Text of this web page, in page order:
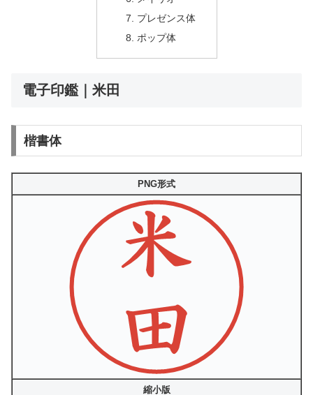
プレゼンス体
ポップ体
電子印鑑｜米田
楷書体
PNG形式
縮小版